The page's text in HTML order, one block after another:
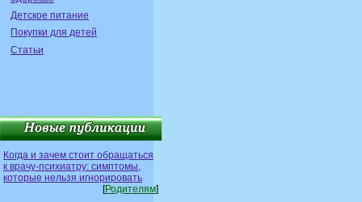
Детское питание
Покупки для детей
Статьи
Когда и зачем стоит обращаться
к врачу-психиатру: симптомы,
которые нельзя игнорировать
[Родителям]